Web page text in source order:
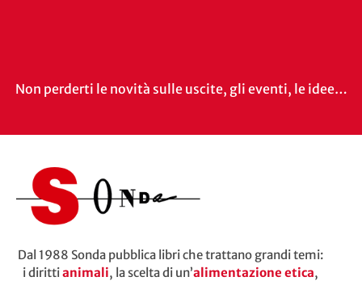
Non perderti le novità sulle uscite, gli eventi, le idee…
Dal 1988 Sonda pubblica libri che trattano grandi temi:
i dirittianimali, la scelta di un’alimentazione etica,